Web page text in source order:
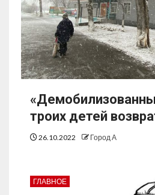
троих детей
26.10.2022 Город А
ГЛАВНОЕ